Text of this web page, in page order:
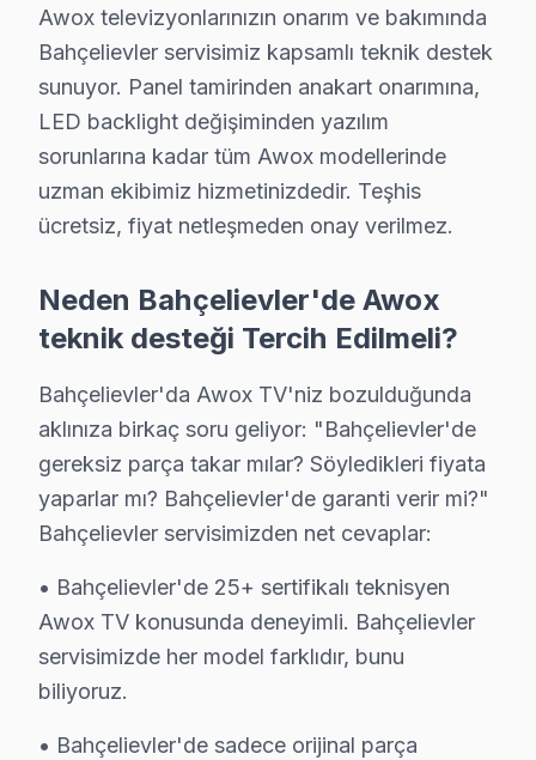
S: Bahçelievler'de Awox akıllı TV Smart arayüzü
C: Bahçelievler servisimize başvurmadan önce
Bahçelievler'de Awox Hizmete Nasıl Ulaşılır?
Bahçelievler sakinleri için Awox televizyon servisi her
• Bahçelievler'de WhatsApp üzerinden de destek
• Bahçelievler genelinde aynı gün Awox televizyon
• Bahçelievler'ye belirlenen saatte bu TV uzmanı
Bahçelievler Yerinde Servis Detayları:
Bahçelievler Meydanı, Yenibosna, Şirinevler
Tamir olup olmayacağını öğrenin. 0850 811 14 36
Bahçelievler Awox Televizyon Servisi İçin
Bahçelievler'de Awox marka televizyonunuz
Bahçelievler Sektör Deneyimi: Bahçelievler ve çevre
Bahçelievler'de Profesyonel Garanti: Bahçelievler
Awox Marka Eğitimi: bu cihaz yetkili hizmet
Bahçelievler Referansları: Bahçelievler sakinlerinin
Tamir olup olmayacağını öğrenin. 0850 811 14 36
Awox televizyonlarınızın onarım ve bakımında
Bahçelievler servisimiz kapsamlı teknik destek
sunuyor. Panel tamirinden anakart onarımına,
LED backlight değişiminden yazılım
sorunlarına kadar tüm Awox modellerinde
uzman ekibimiz hizmetinizdedir. Teşhis
ücretsiz, fiyat netleşmeden onay verilmez.
Neden Bahçelievler'de Awox
teknik desteği Tercih Edilmeli?
Bahçelievler'da Awox TV'niz bozulduğunda
aklınıza birkaç soru geliyor: "Bahçelievler'de
gereksiz parça takar mılar? Söyledikleri fiyata
yaparlar mı? Bahçelievler'de garanti verir mi?"
Bahçelievler servisimizden net cevaplar:
• Bahçelievler'de 25+ sertifikalı teknisyen
Awox TV konusunda deneyimli. Bahçelievler
servisimizde her model farklıdır, bunu
biliyoruz.
• Bahçelievler'de sadece orijinal parça